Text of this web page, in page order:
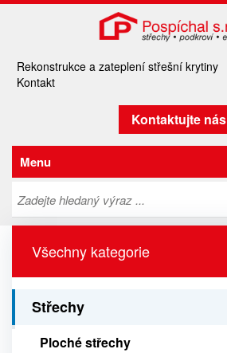
Rekonstrukce a zateplení střešní krytiny
Kontakt
Kontaktujte nás
Menu
Všechny kategorie
Střechy
Ploché střechy